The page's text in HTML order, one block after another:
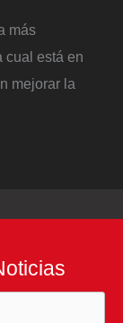
más
cual está en
mejorar la